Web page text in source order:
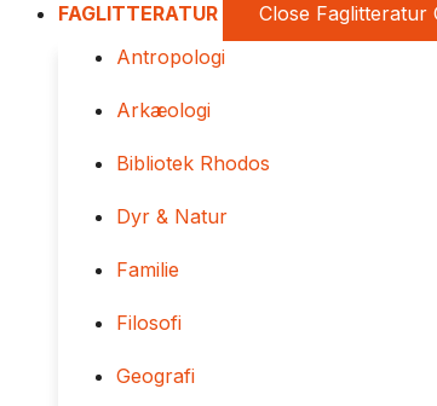
FAGLITTERATUR Close Faglitteratur
Antropologi
Arkæologi
Bibliotek Rhodos
Dyr & Natur
Familie
Filosofi
Geografi